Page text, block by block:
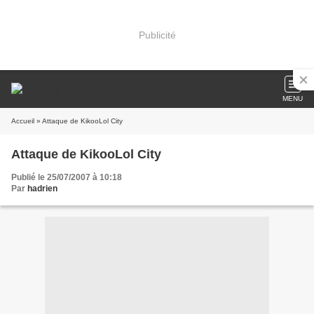
Publicité
MENU
Accueil » Attaque de KikooLol City
Attaque de KikooLol City
Publié le 25/07/2007 à 10:18
Par hadrien